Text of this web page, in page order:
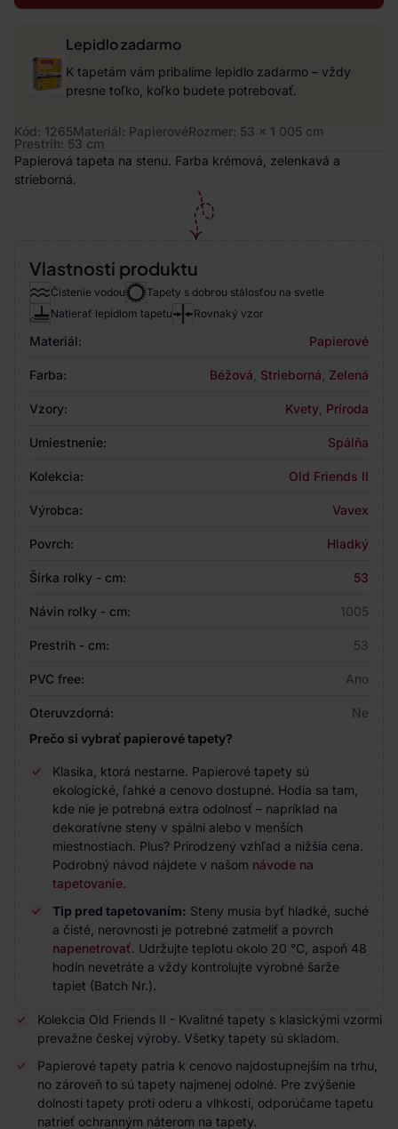
Lepidlo zadarmo
K tapetám vám pribalíme lepidlo zadarmo – vždy
presne toľko, koľko budete potrebovať.
Kód: 1265Materiál: PapierovéRozmer: 53 x 1 005 cm
Prestrih: 53 cm
Papierová tapeta na stenu. Farba krémová, zelenkavá a
strieborná.
Vlastnosti produktu
Čistenie vodou
Tapety s dobrou stálosťou na svetle
Natierať lepidlom tapetu
Rovnaký vzor
Materiál: Papierové
Farba: Béžová Strieborná Zelená
Vzory: Kvety Príroda
Umiestnenie: Spálňa
Kolekcia: Old Friends II
Výrobca: Vavex
Povrch: Hladký
Šírka rolky - cm: 53
Návin rolky - cm: 1005
Prestrih - cm: 53
PVC free: Ano
Oteruvzdorná:
Ne
Prečo si vybrať papierové tapety?
Klasika, ktorá nestarne. Papierové tapety sú
ekologické, ľahké a cenovo dostupné. Hodia sa tam,
kde nie je potrebná extra odolnosť – napríklad na
dekoratívne steny v spálni alebo v menších
miestnostiach. Plus? Prirodzený vzhľad a nižšia cena.
Podrobný návod nájdete v našom návode na
tapetovanie.
Tip pred tapetovaním: Steny musia byť hladké, suché
a čisté, nerovnosti je potrebné zatmeliť a povrch
napenetrovať. Udržujte teplotu okolo 20 °C, aspoň 48
hodín nevetráte a vždy kontrolujte výrobné šarže
tapiet (Batch Nr.).
Kolekcia Old Friends II - Kvalitné tapety s klasickými vzormi
prevažne českej výroby. Všetky tapety sú skladom.
Papierové tapety patria k cenovo najdostupnejším na trhu,
no zároveň to sú tapety najmenej odolné. Pre zvýšenie
dolnosti tapety proti oderu a vlhkosti, odporúčame tapetu
natrieť ochranným náterom na tapety.